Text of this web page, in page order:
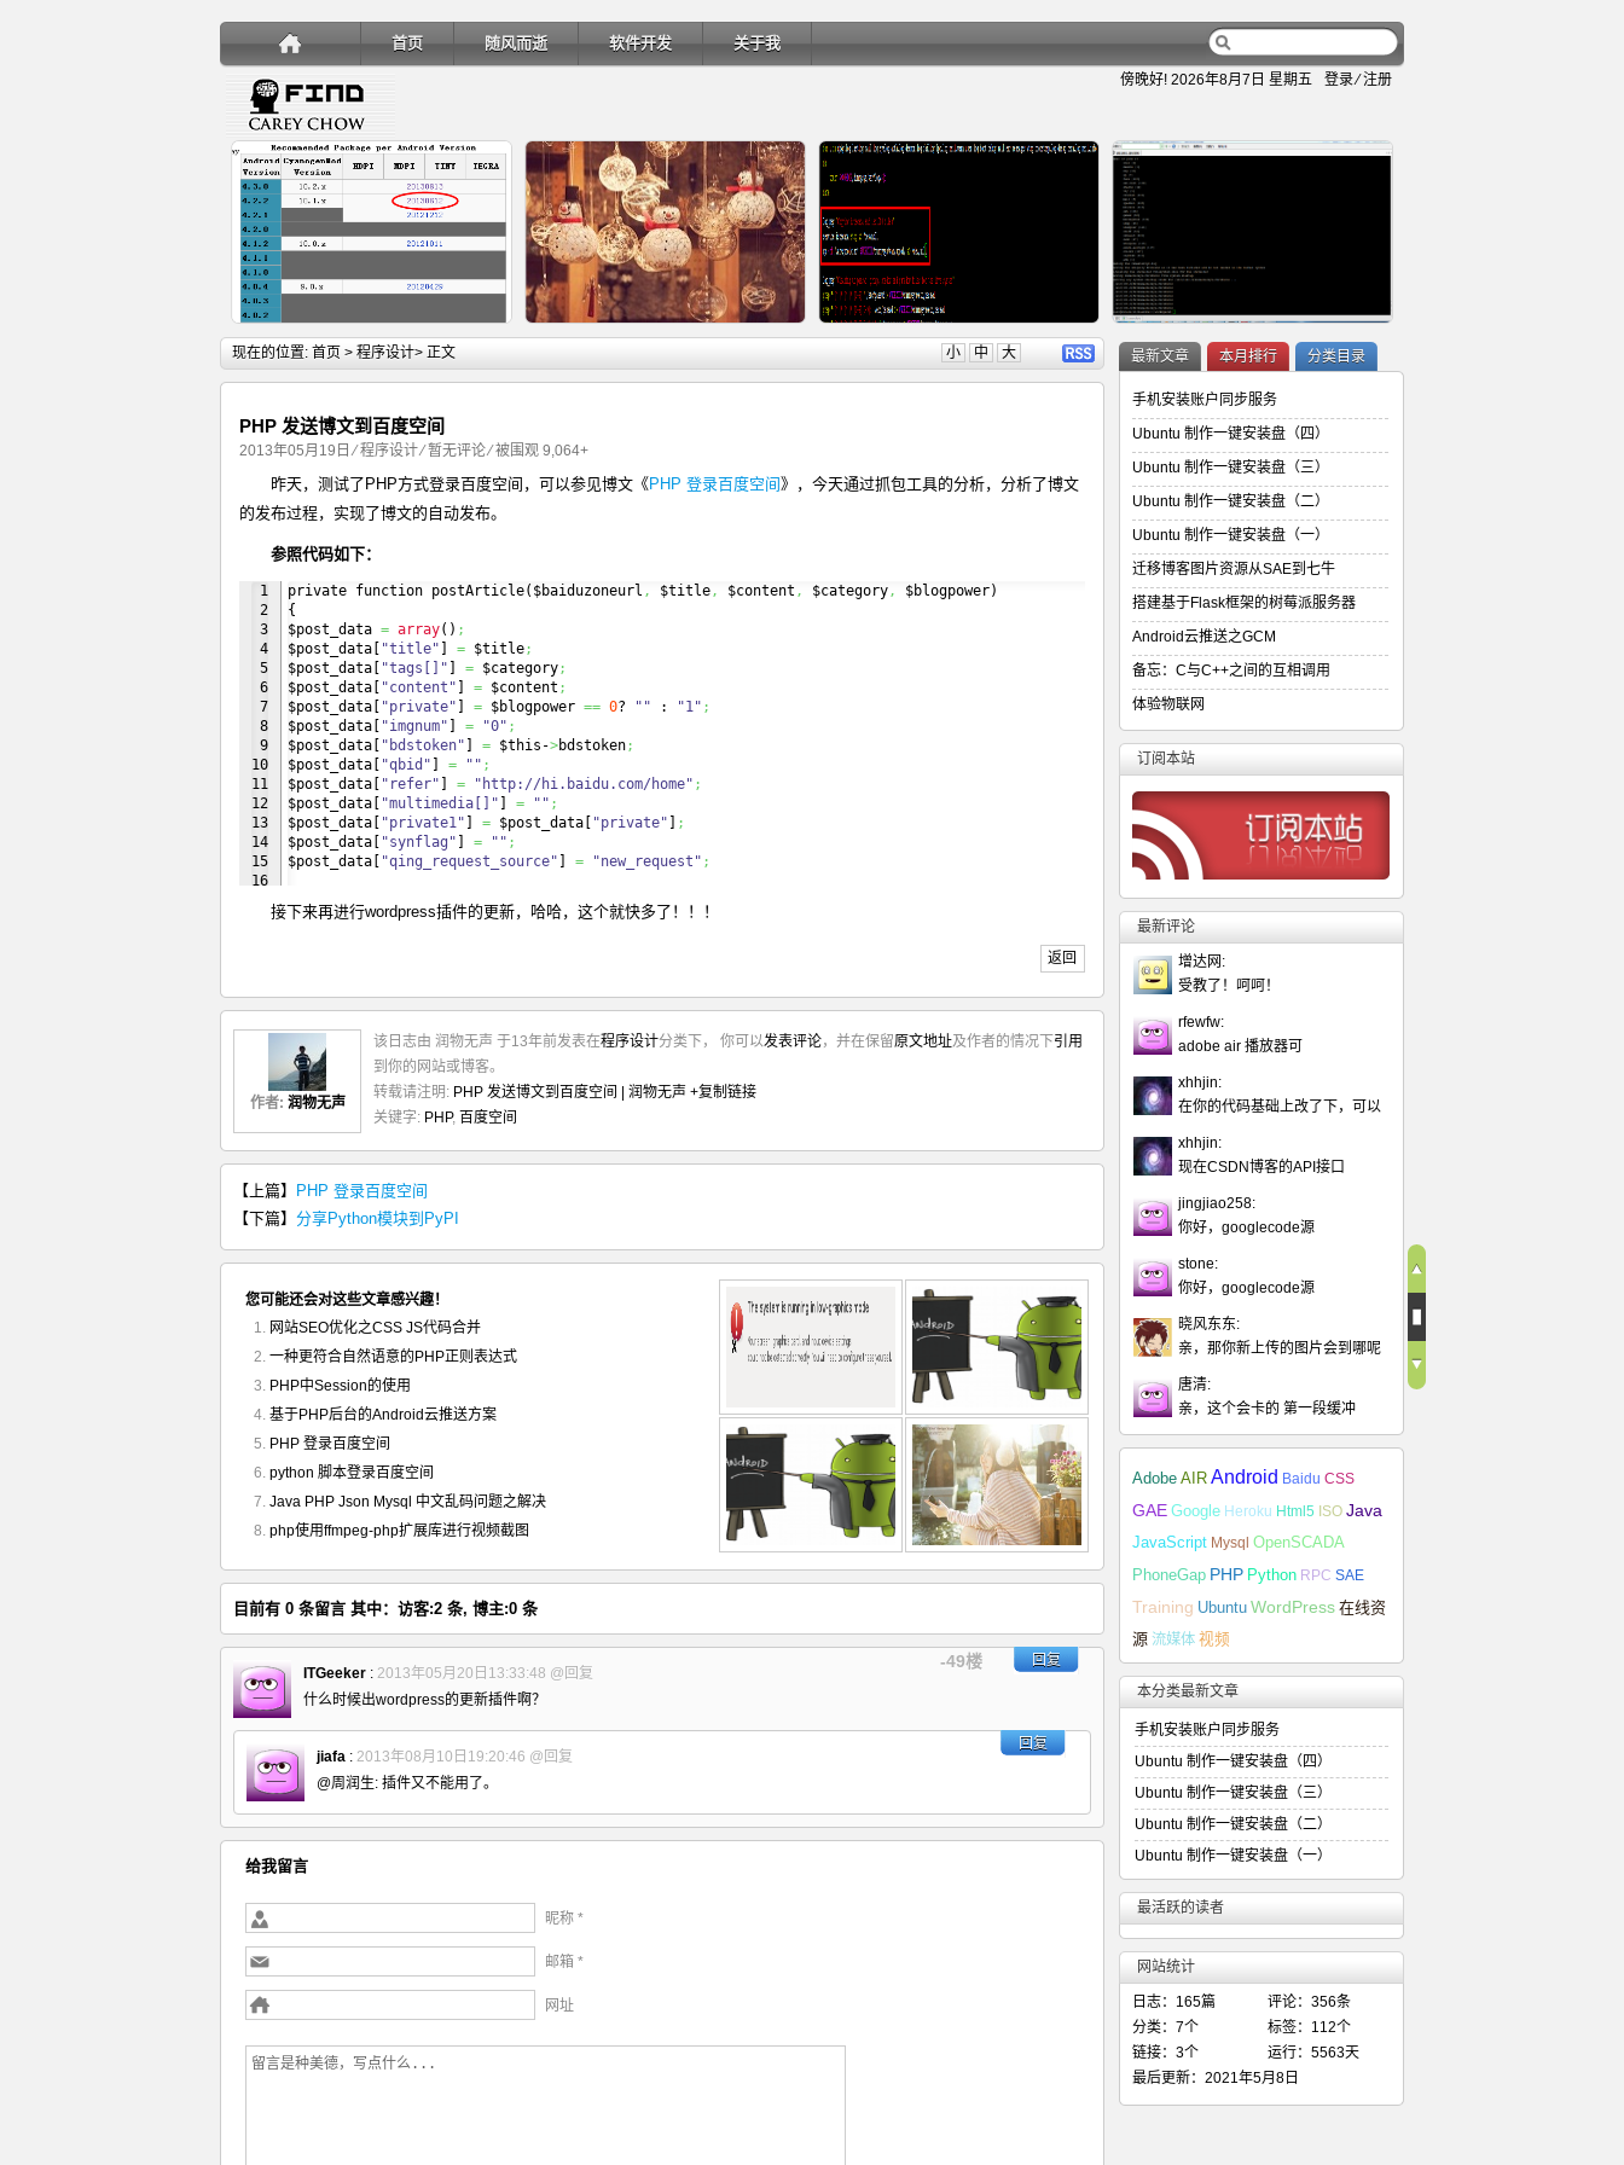
首页 随风而逝 软件开发 关于我
登录⁄注册
傍晚好! 2026年8月7日 星期五
详细内容
手机安装账户同步服务
详细内容
Ubuntu 制作一键安装盘（四）
详细内容
Ubuntu 制作一键安装盘（三） Ubuntu 制作一键安装盘（二）
现在的位置: 首页 > 程序设计> 正文 小 中 大
PHP 发送博文到百度空间
2013年05月19日 ⁄程序设计 ⁄暂无评论⁄ 被围观 9,064+
昨天，测试了PHP方式登录百度空间，可以参见博文《 PHP 登录百度空间 》，今天通过抓包工具的分析，分析了博文
的发布过程，实现了博文的自动发布。
参照代码如下：
1
2
3
4
5
6
7
8
9
10
11
12
13
14
15
16
private function postArticle( $baiduzoneurl , $title, $content , $category, $blogpower)
{
$post_data = array( ) ;
$post_data
"title" = $title;
$post_data
"tags[]" = $category;
$post_data
"content" = $content ;
$post_data
"private" = $blogpower == 0? "" : "1" ;
$post_data
"imgnum" = "0" ;
$post_data
"bdstoken" = $this->bdstoken;
$post_data
"qbid" = "" ;
$post_data
"refer" = "http://hi.baidu.com/home" ;
$post_data
"multimedia[]" = "" ;
$post_data
"private1" = $post_data "private"
;
$post_data
"synflag" = "" ;
$post_data
"qing_request_source" = "new_request" ;
$this- > doHttpPost ( "http://hi.baidu.com/pub/submit/createtext" "http://hi.baidu.com/pub/show/createtext");
}
接下来再进行wordpress插件的更新，哈哈，这个就快多了！！！
返回
作者: 润物无声
该日志由 润物无声 于13年前发表在程序设计分类下， 你可以发表评论，并在保留原文地址及作者的情况下引用
到你的网站或博客。
转载请注明: PHP 发送博文到百度空间 | 润物无声 +复制链接
关键字: PHP, 百度空间
【上篇】
PHP 登录百度空间
【下篇】 分享Python模块到PyPI
您可能还会对这些文章感兴趣！
网站SEO优化之CSS JS代码合并
一种更符合自然语意的PHP正则表达式
PHP中Session的使用
基于PHP后台的Android云推送方案
PHP 登录百度空间
python 脚本登录百度空间
Java PHP Json Mysql 中文乱码问题之解决
php使用ffmpeg-php扩展库进行视频截图
目前有 0 条留言 其中：访客:2 条, 博主:0 条
ITGeeker : 2013年05月20日13:33:48
-49楼
@回复
回复
什么时候出wordpress的更新插件啊？
jiafa : 2013年08月10日19:20:46 @回复
回复
@周润生: 插件又不能用了。
给我留言
昵称 *
邮箱 *
网址
最新文章 本月排行 分类目录
手机安装账户同步服务
Ubuntu 制作一键安装盘（四）
Ubuntu 制作一键安装盘（三）
Ubuntu 制作一键安装盘（二）
Ubuntu 制作一键安装盘（一）
迁移博客图片资源从SAE到七牛
搭建基于Flask框架的树莓派服务器
Android云推送之GCM
备忘：C与C++之间的互相调用
体验物联网
订阅本站
最新评论
增达网:
受教了！呵呵！
rfewfw:
adobe air 播放器可
xhhjin:
在你的代码基础上改了下，可以
xhhjin:
现在CSDN博客的API接口
jingjiao258:
你好，googlecode源
stone:
你好，googlecode源
晓风东东:
亲，那你新上传的图片会到哪呢
唐清:
亲，这个会卡的 第一段缓冲
Adobe AIR Android Baidu CSS
GAE Google Heroku Html5 ISO Java
JavaScript Mysql OpenSCADA
PhoneGap PHP Python RPC SAE
Training Ubuntu WordPress 在线资
源 流媒体 视频
本分类最新文章
手机安装账户同步服务
Ubuntu 制作一键安装盘（四）
Ubuntu 制作一键安装盘（三）
Ubuntu 制作一键安装盘（二）
Ubuntu 制作一键安装盘（一）
最活跃的读者
网站统计
日志：165篇
评论：356条
分类：7个
标签：112个
链接：3个
运行：5563天
最后更新：2021年5月8日